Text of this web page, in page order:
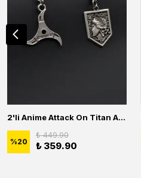
2'li Anime Attack On Titan Acrylic Maria Anime Naruto Erkek Kadın Kolye Seti
%20
₺ 449.90
₺ 359.90